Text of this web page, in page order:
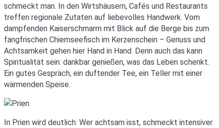
schmeckt man. In den Wirtshäusern, Cafés und Restaurants
treffen regionale Zutaten auf liebevolles Handwerk. Vom
dampfenden Kaiserschmarrn mit Blick auf die Berge bis zum
fangfrischen Chiemseefisch im Kerzenschein – Genuss und
Achtsamkeit gehen hier Hand in Hand. Denn auch das kann
Spiritualität sein: dankbar genießen, was das Leben schenkt.
Ein gutes Gespräch, ein duftender Tee, ein Teller mit einer
wärmenden Speise.
In Prien wird deutlich: Wer achtsam isst, schmeckt intensiver.